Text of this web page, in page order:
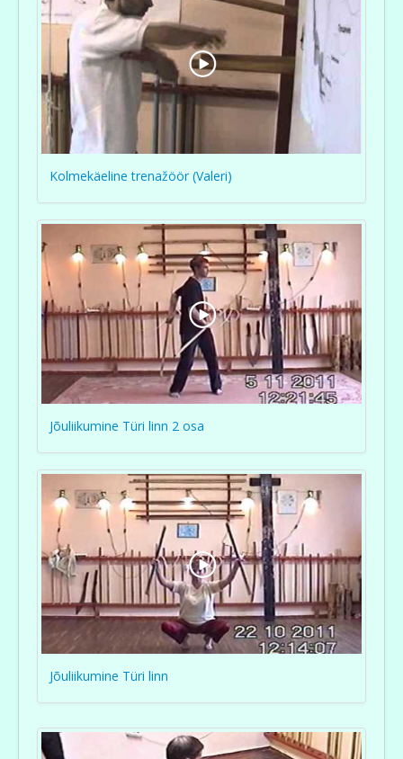
Kolmekäeline trenažöör (Valeri)
Jõuliikumine Türi linn 2 osa
Jõuliikumine Türi linn